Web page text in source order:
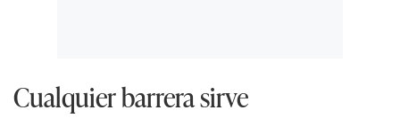
Cualquier barrera sirve